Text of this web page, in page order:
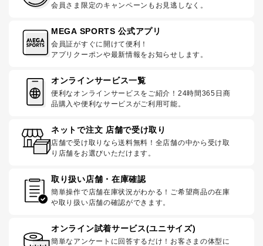
会員さま限定のキャンペーンもお見逃しなく。
MEGA SPORTS 公式アプリ
会員証がすぐに開けて便利！
アプリクーポンや最新情報をお知らせします。
オンラインサービス一覧
便利なオンラインサービスをご紹介！24時間365日商
品購入や便利なサービスがご利用可能。
ネットで注文 店舗で受け取り
店舗で受け取りなら送料無料！全店舗の中から受け取
り店舗をお選びいただけます。
取り扱い店舗・在庫確認
簡単操作で店舗在庫状況がわかる！ご希望商品の在庫
や取り扱い店舗の確認ができます。
オンライン試着サービス(ユニサイズ)
簡単なアンケートに回答するだけ！お客さまの体型に